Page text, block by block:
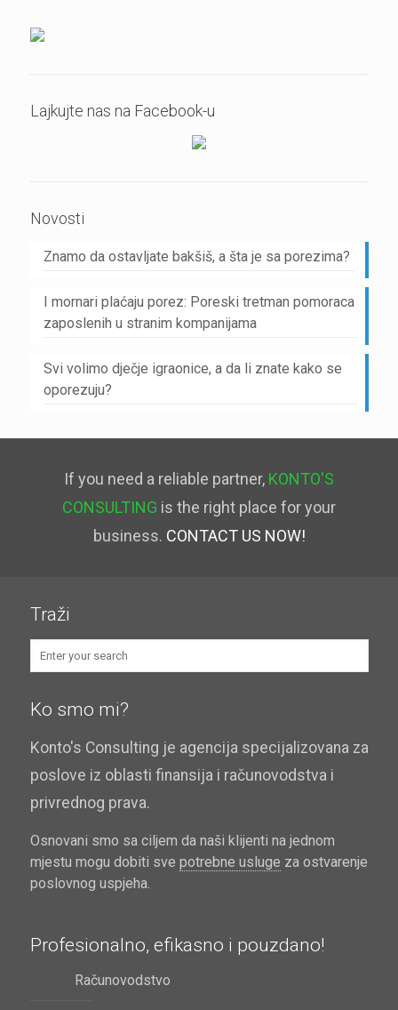
Lajkujte nas na Facebook-u
Novosti
Znamo da ostavljate bakšiš, a šta je sa porezima?
I mornari plaćaju porez: Poreski tretman pomoraca
zaposlenih u stranim kompanijama
Svi volimo dječje igraonice, a da li znate kako se
oporezuju?
If you need a reliable partner, KONTO'S
CONSULTING is the right place for your
business. CONTACT US NOW!
Traži
Ko smo mi?
Konto's Consulting je agencija specijalizovana za
poslove iz oblasti finansija i računovodstva i
privrednog prava.
Osnovani smo sa ciljem da naši klijenti na jednom
mjestu mogu dobiti sve potrebne usluge za ostvarenje
poslovnog uspjeha.
Profesionalno, efikasno i pouzdano!
Računovodstvo